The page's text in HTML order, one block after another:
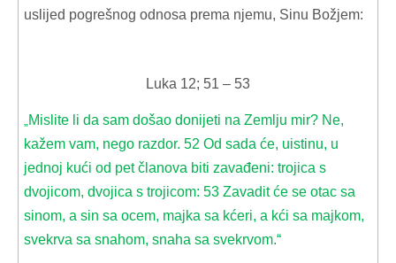
uslijed pogrešnog odnosa prema njemu, Sinu Božjem:
Luka 12; 51 – 53
Mislite li da sam došao donijeti na Zemlju mir? Ne,
kažem vam, nego razdor. 52 Od sada će, uistinu, u
jednoj kući od pet članova biti zavađeni: trojica s
dvojicom, dvojica s trojicom: 53 Zavadit će se otac sa
sinom, a sin sa ocem, majka sa kćeri, a kći sa majkom,
svekrva sa snahom, snaha sa svekrvom.“